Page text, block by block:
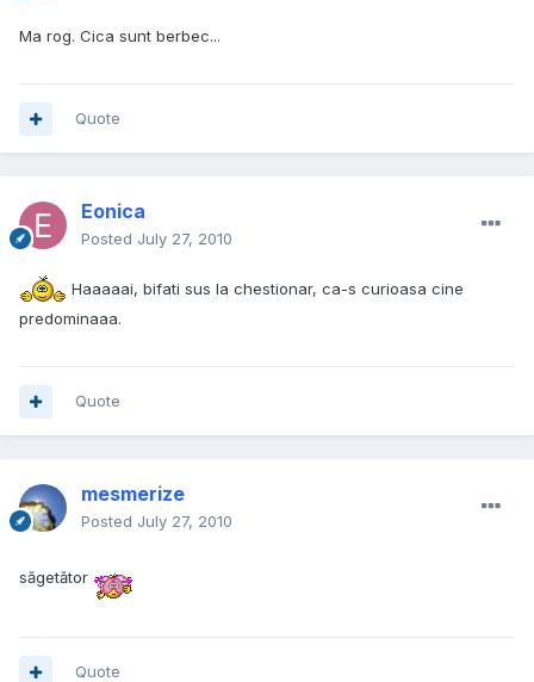
Ma rog. Cica sunt berbec...
Quote
Eonica
Posted July 27, 2010
Haaaaai, bifati sus la chestionar, ca-s curioasa cine
predominaaa.
Quote
mesmerize
Posted July 27, 2010
săgetător
Quote